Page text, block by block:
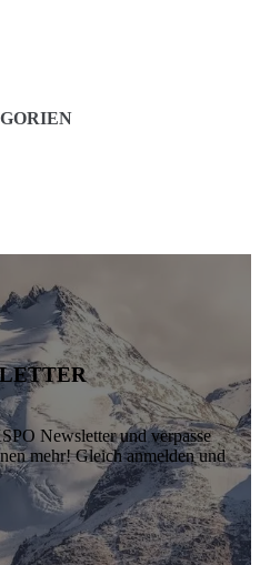
Newsletter und verpasse
mehr! Gleich anmelden und